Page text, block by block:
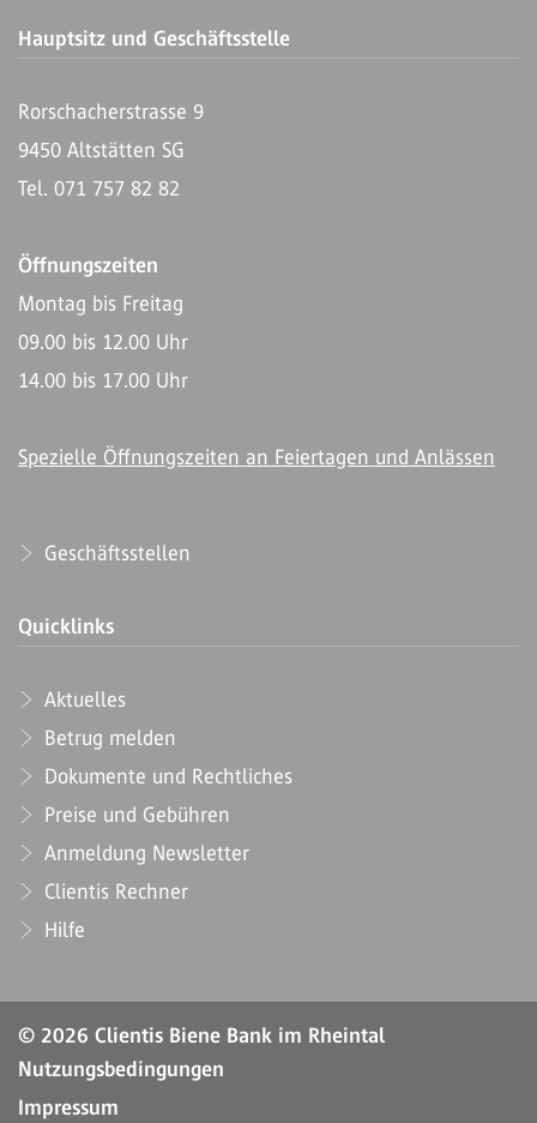
Hauptsitz und Geschäftsstelle
Rorschacherstrasse 9
9450 Altstätten SG
Tel. 071 757 82 82
Öffnungszeiten
Montag bis Freitag
09.00 bis 12.00 Uhr
14.00 bis 17.00 Uhr
Spezielle Öffnungszeiten an Feiertagen und Anlässen
Geschäftsstellen
Quicklinks
Aktuelles
Betrug melden
Dokumente und Rechtliches
Preise und Gebühren
Anmeldung Newsletter
Clientis Rechner
Hilfe
© 2026 Clientis Biene Bank im Rheintal
Nutzungsbedingungen
Impressum